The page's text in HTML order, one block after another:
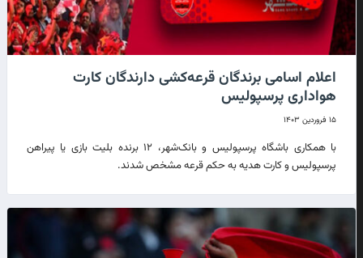
اعلام اسامی برندگان قرعه‌کشی دارندگان کارت
هواداری پرسپولیس
۱۵ فروردین ۱۴۰۳
با همکاری باشگاه پرسپولیس و بانک‌شهر، ۱۲ برنده بلیت بازی یا پیراهن
پرسپولیس و کارت هدیه به حکم قرعه مشخص شدند.